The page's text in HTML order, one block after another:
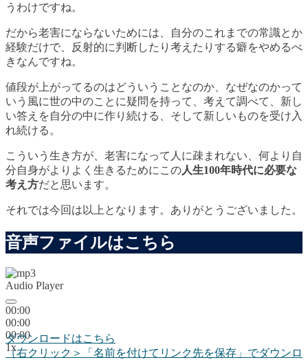
うわけですね。
だから老害にならないためには、
自分のこれまでの常識とか
経験だけで、反射的に判断したり考えたりする癖をやめるべ
き なんですね。
値段が上がってるのはどういうことなのか、なぜなのかって
いう風に世の中のことに疑問を持って、考えて調べて、新し
い答えを自分の中に作り続ける、そして新しいものを受け入
れ続ける。
こういう生き方が、老害になって人に疎まれない、何より自
分自身がよりよく生きるためにこの人生100年時代に必要な
考え方だと思います。
それでは今回は以上となります。ありがとうございました。
音声ファイルはこちら
Audio Player
00:00
00:00
00:00
1x
ダウンロードはこちら
（右クリック＞「名前を付けてリンク先を保存」でダウンロ